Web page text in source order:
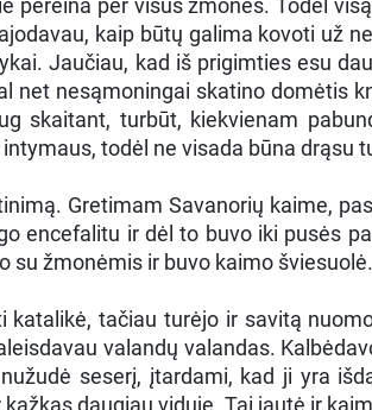
pereina per visus žmones. Todėl
kaip būtų galima kovoti už
Jaučiau, kad iš prigimties esu
nesąmoningai skatino domėtis
skaitant, turbūt, kiekvienam
todėl ne visada būna
Gretimam Savanorių kaime,
encefalitu ir dėl to buvo iki pusės
su žmonėmis ir buvo kaimo šviesuolė.
tačiau turėjo ir savitą
valandų valandas.
seserį, įtardami, kad ji yra
daugiau viduje. Tai jautė ir